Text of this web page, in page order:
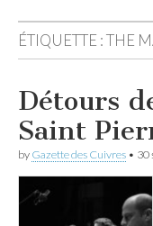
ÉTIQUETTE :THE
Détours
Saint
by Gazette des Cuivres • 30